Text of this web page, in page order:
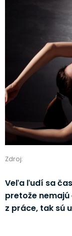
Zdroj:
Veľa ľudí sa
pretože
z práce, tak sú